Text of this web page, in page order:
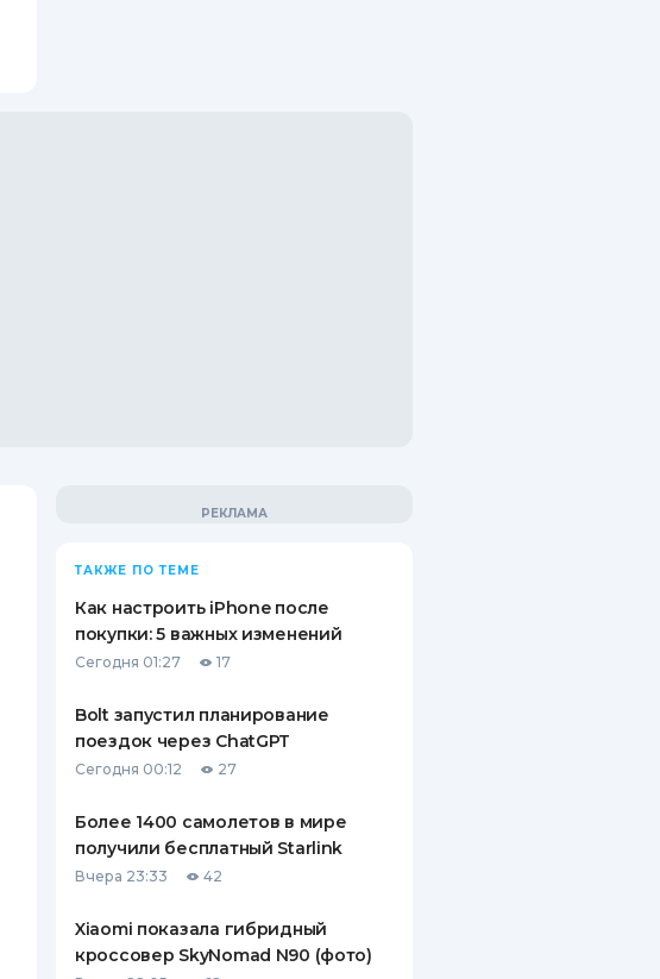
ТАКЖЕ ПО ТЕМЕ
Как настроить iPhone после
покупки: 5 важных изменений
Сегодня 01:27 17
Bolt запустил планирование
поездок через ChatGPT
Сегодня 00:12 27
Более 1400 самолетов в мире
получили бесплатный Starlink
Вчера 23:33 42
Xiaomi показала гибридный
кроссовер SkyNomad N90 (фото)